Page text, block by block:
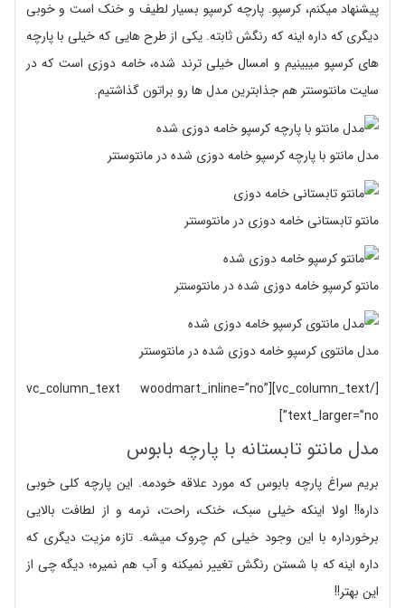
پیشنهاد میکنم، کرسپو. پارچه کرسپو بسیار لطیف و خنک است و خوبی
دیگری که داره اینه که رنگش ثابته. یکی از طرح هایی که خیلی با پارچه
های کرسپو میبینیم و امسال خیلی ترند شده، خامه دوزی است که در
سایت مانتوسنتر هم جذابترین مدل ها رو براتون گذاشتیم.
مدل مانتو با پارچه کرسپو خامه دوزی شده در مانتوسنتر
مانتو تابستانی خامه دوزی در مانتوسنتر
مانتو کرسپو خامه دوزی شده در مانتوسنتر
مدل مانتوی کرسپو خامه دوزی شده در مانتوسنتر
[/vc_column_text][vc_column_text woodmart_inline=”no”
text_larger=”no”]
مدل مانتو تابستانه با پارچه بابوس
بریم سراغ پارچه بابوس که مورد علاقه خودمه. این پارچه کلی خوبی
داره!! اولا اینکه خیلی سبک، خنک، راحت، نرمه و از لطافت بالایی
برخورداره با این وجود خیلی کم چروک میشه. تازه مزیت دیگری که
داره اینه که با شستن رنگش تغییر نمیکنه و آب هم نمیره؛ دیگه چی از
این بهتر!!